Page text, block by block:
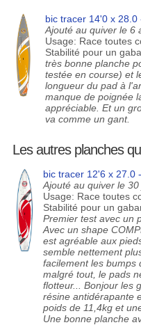
bic tracer 14'0 x 28.0
Ajouté au quiver le 6
Usage: Race toutes
Stabilité pour un
très bonne planche
testée en course) et
longueur du pad à
manque de poignée
appréciable. Et un
va comme un gant.
Les autres planches
bic tracer 12'6 x 27.0
Ajouté au quiver le
Usage: Race toutes
Stabilité pour un
Premier test avec un
Avec un shape
est agréable aux
semble nettement
facilement les bumps
malgré tout, le pads
flotteur... Bonjour les
résine antidérapante
poids de 11,4kg et
Une bonne planche